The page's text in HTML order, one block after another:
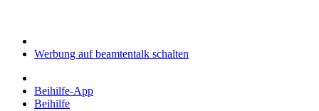
Werbung auf beamtentalk schalten
Beihilfe-App
Beihilfe